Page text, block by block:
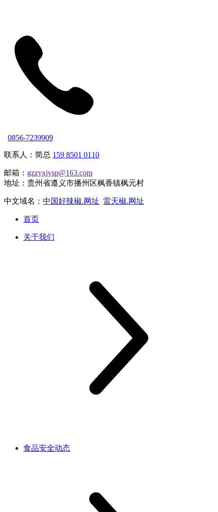
0856-7239909
联系人：简总 159 8501 0110
邮箱： gzzyxjysp@163.com
地址：贵州省遵义市播州区枫香镇枫元村
中文域名： 中国好辣椒.网址 雷天椒.网址
首页
关于我们
食品安全动态